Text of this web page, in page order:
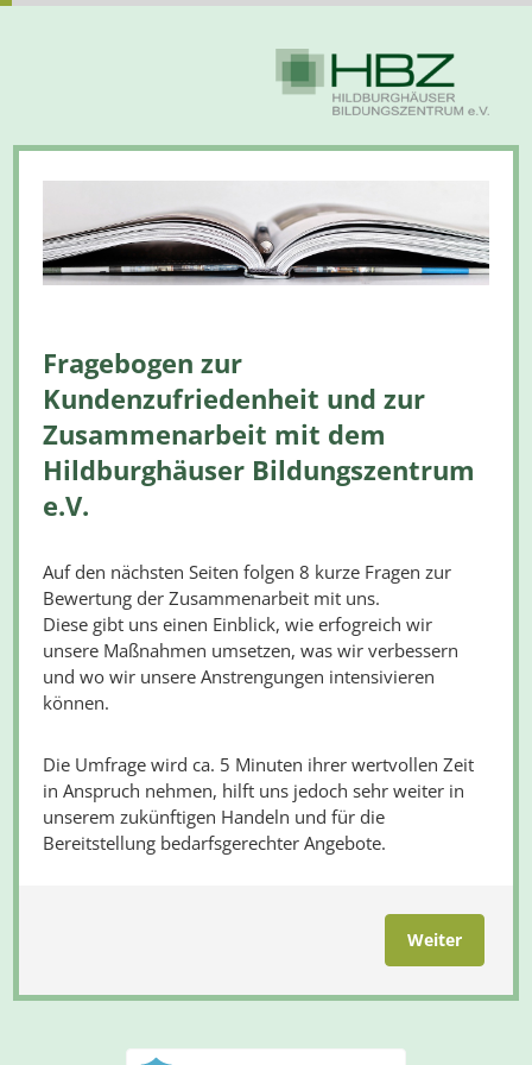
Fragebogen zur
Kundenzufriedenheit und zur
Zusammenarbeit mit dem
Hildburghäuser Bildungszentrum
e.V.
Auf den nächsten Seiten folgen 8 kurze Fragen zur
Bewertung der Zusammenarbeit mit uns.
Diese gibt uns einen Einblick, wie erfogreich wir
unsere Maßnahmen umsetzen, was wir verbessern
und wo wir unsere Anstrengungen intensivieren
können.
Die Umfrage wird ca. 5 Minuten ihrer wertvollen Zeit
in Anspruch nehmen, hilft uns jedoch sehr weiter in
unserem zukünftigen Handeln und für die
Bereitstellung bedarfsgerechter Angebote.
Weiter